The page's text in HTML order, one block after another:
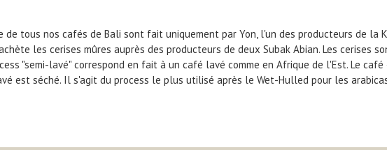
de tous nos cafés de Bali sont fait uniquement par Yon, l'un des producteurs de
les cerises mûres auprès des producteurs de deux Subak Abian. Les cerises
"semi-lavé" correspond en fait à un café lavé comme en Afrique de l'Est. Le
est séché. Il s'agit du process le plus utilisé après le Wet-Hulled pour les